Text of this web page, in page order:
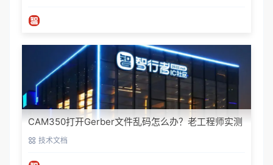
CAM350打开Gerber文件乱码怎么办？老工程师实测
避坑指南
技术文档